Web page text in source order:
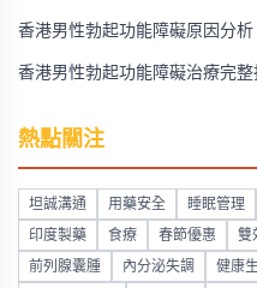
香港男性勃起功能障礙原因分
香港男性勃起功能障礙治療完
熱點關注
坦誠溝通 用藥安全 睡眠管理
印度製藥 食療 春節優惠 雙
前列腺囊腫 內分泌失調 健康